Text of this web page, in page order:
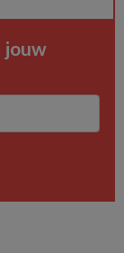
jouw